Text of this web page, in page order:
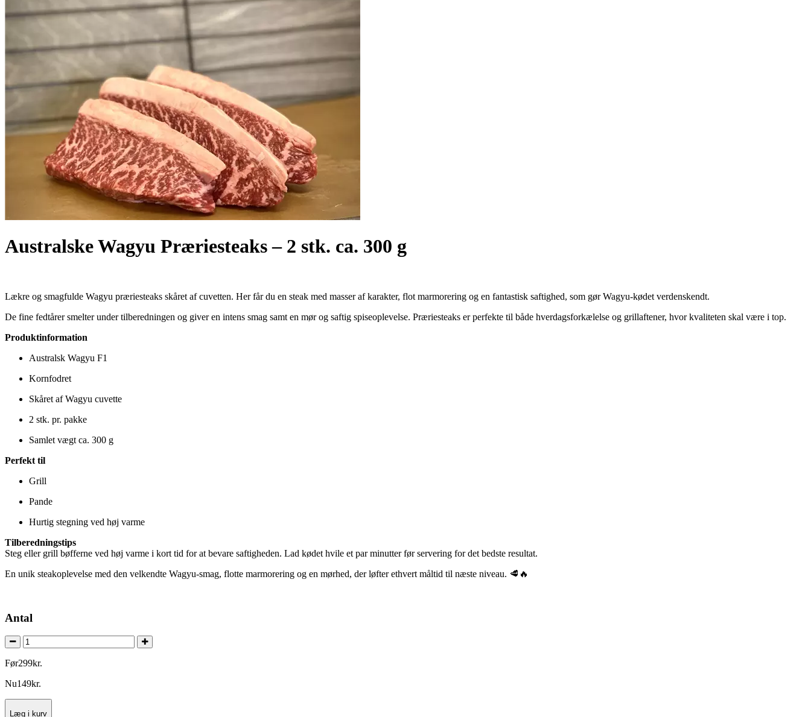
Australske Wagyu Præriesteaks – 2 stk. ca. 300 g
Lækre og smagfulde Wagyu præriesteaks skåret af cuvetten. Her får du en steak med masser af karakter, flot marmorering og en fantastisk saftighed, som gør Wagyu-kødet verdenskendt.
De fine fedtårer smelter under tilberedningen og giver en intens smag samt en mør og saftig spiseoplevelse. Præriesteaks er perfekte til både hverdagsforkælelse og grillaftener, hvor kvaliteten skal være i top.
Produktinformation
Australsk Wagyu F1
Kornfodret
Skåret af Wagyu cuvette
2 stk. pr. pakke
Samlet vægt ca. 300 g
Perfekt til
Grill
Pande
Hurtig stegning ved høj varme
Tilberedningstips
Steg eller grill bøfferne ved høj varme i kort tid for at bevare saftigheden. Lad kødet hvile et par minutter før servering for det bedste resultat.
En unik steakoplevelse med den velkendte Wagyu-smag, flotte marmorering og en mørhed, der løfter ethvert måltid til næste niveau. 🥩🔥
Antal
Før299kr.
Nu149kr.
Læg i kurv